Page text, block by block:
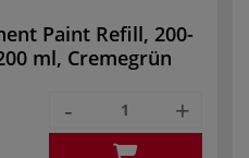
Paint Refill, 200-
ml, Cremegrün
- +